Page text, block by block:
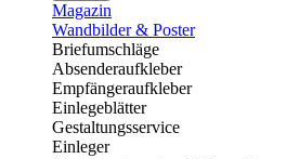
Magazin
Wandbilder & Poster
Briefumschläge
Absenderaufkleber
Empfängeraufkleber
Einlegeblätter
Gestaltungsservice
Einleger